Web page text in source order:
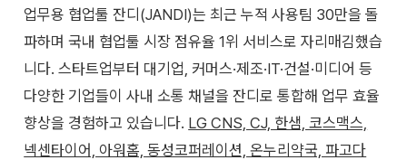
업무용 협업툴 잔디(JANDI)는 최근 누적 사용팀 30만을 돌
파하며 국내 협업툴 시장 점유율 1위 서비스로 자리매김했습
니다. 스타트업부터 대기업, 커머스·제조·IT·건설·미디어 등
다양한 기업들이 사내 소통 채널을 잔디로 통합해 업무 효율
향상을 경험하고 있습니다. LG CNS, CJ, 한샘, 코스맥스,
넥센타이어, 아워홈, 동성코퍼레이션, 온누리약국, 파고다